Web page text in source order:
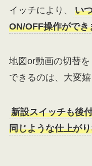
イッチにより、
い
ON/OFF操作ができ
地図or動画の切替
できるのは、大変嬉
新設スイッチも後
同じような仕上が